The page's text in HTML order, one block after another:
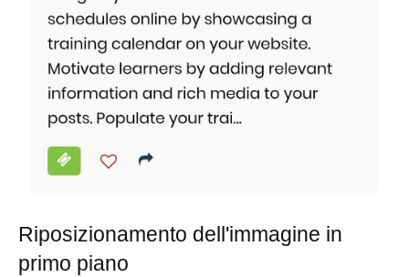
Riposizionamento dell'immagine in
primo piano